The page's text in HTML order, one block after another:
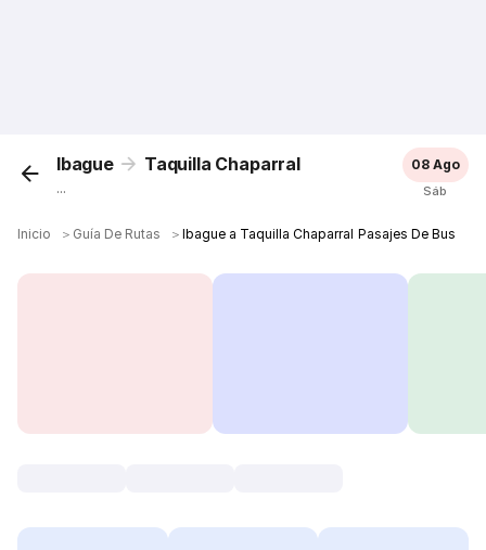
Ibague Taquilla Chaparral
...
08 Ago
Sáb
Inicio ＞ Guía De Rutas ＞Ibague a Taquilla Chaparral Pasajes De Bus